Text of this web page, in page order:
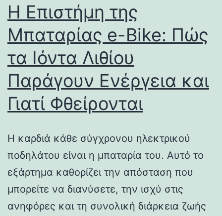
Η Επιστήμη της
Μπαταρίας e-Bike: Πώς
τα Ιόντα Λιθίου
Παράγουν Ενέργεια και
Γιατί Φθείρονται
Η καρδιά κάθε σύγχρονου ηλεκτρικού
ποδηλάτου είναι η μπαταρία του. Αυτό το
εξάρτημα καθορίζει την απόσταση που
μπορείτε να διανύσετε, την ισχύ στις
ανηφόρες και τη συνολική διάρκεια ζωής